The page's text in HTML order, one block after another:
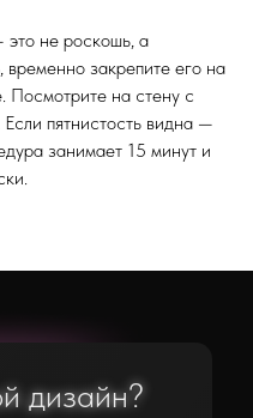
не роскошь, а
закрепите его на
Посмотрите на стену с
пятнистость видна —
занимает 15 минут и
дизайн?
дизайн?